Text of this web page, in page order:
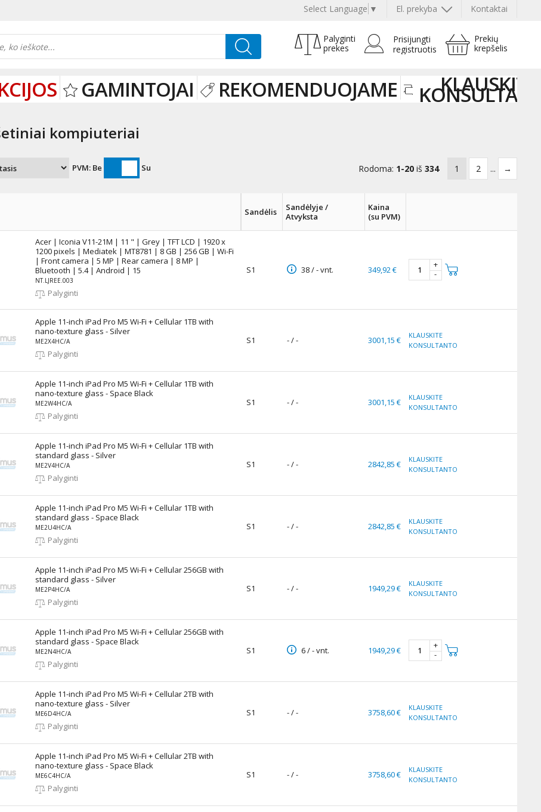
Kontaktai
El. prekyba
Select Language ▼
Prekių
krepšelis
Prisijungti
registruotis
Palyginti
prekes
GAMINTOJAI REKOMENDUOJAME KLAUSKITE
kompiuteriai
PVM: Be Su Rodoma: 1-20 iš 334 1 2 ... →
Sandėlis
Sandėlyje /
Atvyksta
Kaina
(su PVM)
Acer | Iconia V11-21M | 11 " | Grey | TFT LCD | 1920 x
1200 pixels | Mediatek | MT8781 | 8 GB | 256 GB | Wi-Fi
| Front camera | 5 MP | Rear camera | 8 MP |
Bluetooth | 5.4 | Android | 15
NT.LJREE.003
Palyginti
S1 38 / - vnt. 349,92 €
+
-
Apple 11-inch iPad Pro M5 Wi-Fi + Cellular 1TB with
nano-texture glass - Silver
ME2X4HC/A
Palyginti
S1 - / - 3001,15 €
KLAUSKITE
KONSULTANTO
Apple 11-inch iPad Pro M5 Wi-Fi + Cellular 1TB with
nano-texture glass - Space Black
ME2W4HC/A
Palyginti
S1 - / - 3001,15 €
KLAUSKITE
KONSULTANTO
Apple 11-inch iPad Pro M5 Wi-Fi + Cellular 1TB with
standard glass - Silver
ME2V4HC/A
Palyginti
S1 - / - 2842,85 €
KLAUSKITE
KONSULTANTO
Apple 11-inch iPad Pro M5 Wi-Fi + Cellular 1TB with
standard glass - Space Black
ME2U4HC/A
Palyginti
S1 - / - 2842,85 €
KLAUSKITE
KONSULTANTO
Apple 11-inch iPad Pro M5 Wi-Fi + Cellular 256GB with
standard glass - Silver
ME2P4HC/A
Palyginti
S1 - / - 1949,29 €
KLAUSKITE
KONSULTANTO
Apple 11-inch iPad Pro M5 Wi-Fi + Cellular 256GB with
standard glass - Space Black
ME2N4HC/A
Palyginti
S1 6 / - vnt. 1949,29 €
+
-
Apple 11-inch iPad Pro M5 Wi-Fi + Cellular 2TB with
nano-texture glass - Silver
ME6D4HC/A
Palyginti
S1 - / - 3758,60 €
KLAUSKITE
KONSULTANTO
Apple 11-inch iPad Pro M5 Wi-Fi + Cellular 2TB with
nano-texture glass - Space Black
ME6C4HC/A
Palyginti
S1 - / - 3758,60 €
KLAUSKITE
KONSULTANTO